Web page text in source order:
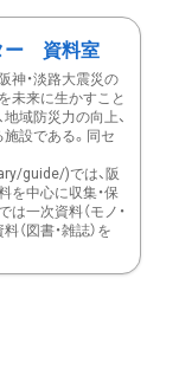
ー 資料室
神・淡路大震災の
未来に生かすこと
地域防災力の向上、
設である。同セ
guide/)では、阪
を中心に収集・保
は一次資料（モノ・
（図書・雑誌）を